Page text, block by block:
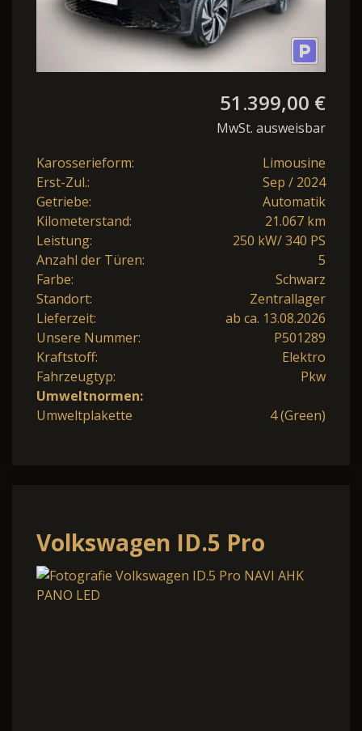
51.399,00 €
MwSt. ausweisbar
Karosserieform:
Limousine
Erst-Zul.:
Sep / 2024
Getriebe:
Automatik
Kilometerstand:
21.067 km
Leistung:
250 kW/ 340 PS
Anzahl der Türen:
5
Farbe:
Schwarz
Standort:
Zentrallager
Lieferzeit:
ab ca. 13.08.2026
Unsere Nummer:
P501289
Kraftstoff:
Elektro
Fahrzeugtyp:
Pkw
Umweltnormen:
Umweltplakette
4 (Green)
Volkswagen ID.5 Pro
NAVI AHK PANO LED